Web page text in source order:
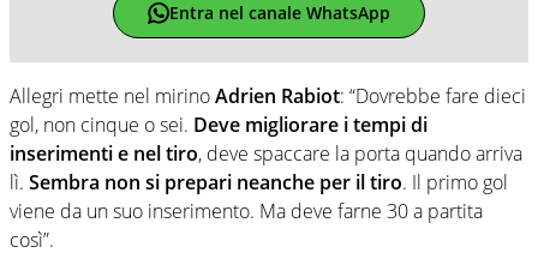
Entra nel canale WhatsApp
Allegri mette nel mirinoAdrien Rabiot: “Dovrebbe fare dieci
gol, non cinque o sei. Deve migliorare i tempi di
inserimenti e nel tiro, deve spaccare la porta quando arriva
lì. Sembra non si prepari neanche per il tiro. Il primo gol
viene da un suo inserimento. Ma deve farne 30 a partita
così”.